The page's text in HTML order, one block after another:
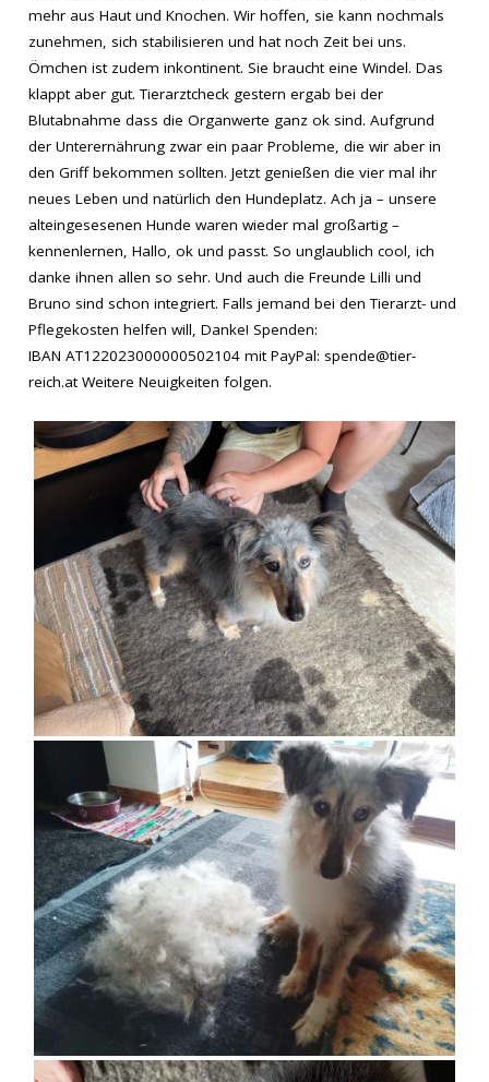
mehr aus Haut und Knochen. Wir hoffen, sie kann nochmals
zunehmen, sich stabilisieren und hat noch Zeit bei uns.
Ömchen ist zudem inkontinent. Sie braucht eine Windel. Das
klappt aber gut. Tierarztcheck gestern ergab bei der
Blutabnahme dass die Organwerte ganz ok sind. Aufgrund
der Unterernährung zwar ein paar Probleme, die wir aber in
den Griff bekommen sollten. Jetzt genießen die vier mal ihr
neues Leben und natürlich den Hundeplatz. Ach ja – unsere
alteingesesenen Hunde waren wieder mal großartig –
kennenlernen, Hallo, ok und passt. So unglaublich cool, ich
danke ihnen allen so sehr. Und auch die Freunde Lilli und
Bruno sind schon integriert. Falls jemand bei den Tierarzt- und
Pflegekosten helfen will, Danke! Spenden:
IBAN AT122023000000502104 mit PayPal: spende@tier-
reich.at Weitere Neuigkeiten folgen.